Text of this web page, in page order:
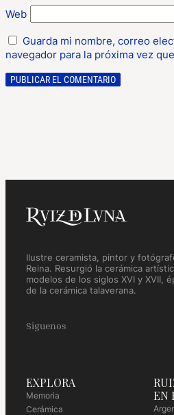
Web
Guarda mi nombre, correo
navegador para la próxima vez
Ilustre ceramista, pintor y
Reina. Resurgió la cerámica
modelos de los siglos XVI y XVII,
de la cerámica talaverana.
Siguenos
EXPLORA
Memoria
Cerámica
EN